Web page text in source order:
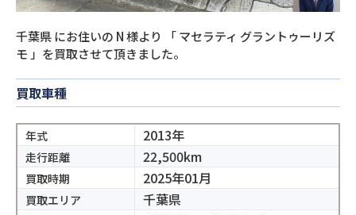
千葉県にお住いの N様より 「マセラティ グラントゥーリズ
モ 」を買取させて頂きました。
買取車種
年式 2013年
走行距離 22,500km
買取時期 2025年01月
買取エリア 千葉県